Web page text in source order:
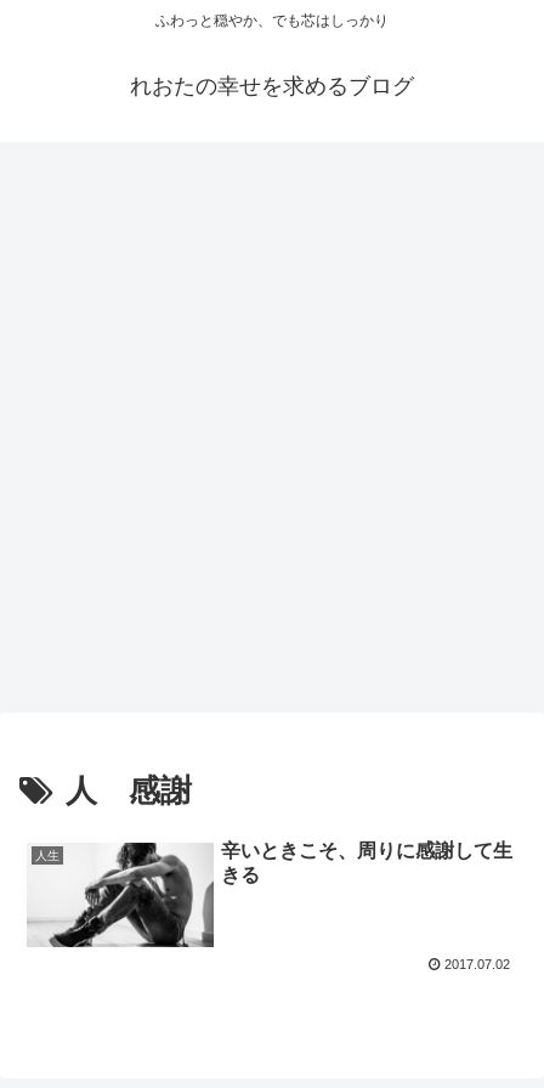
ふわっと穏やか、でも芯はしっかり
れおたの幸せを求めるブログ
人 感謝
人生
辛いときこそ、周りに感謝して生
きる
2017.07.02